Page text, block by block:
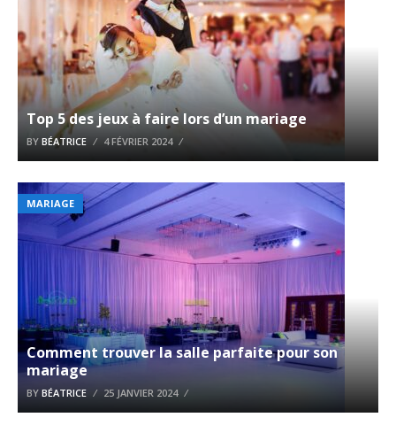
Top 5 des jeux à faire lors d’un mariage
BY BÉATRICE 4 FÉVRIER 2024
MARIAGE
Comment trouver la salle parfaite pour son
mariage
BY BÉATRICE 25 JANVIER 2024